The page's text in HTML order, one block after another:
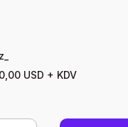
z_
0,00 USD + KDV